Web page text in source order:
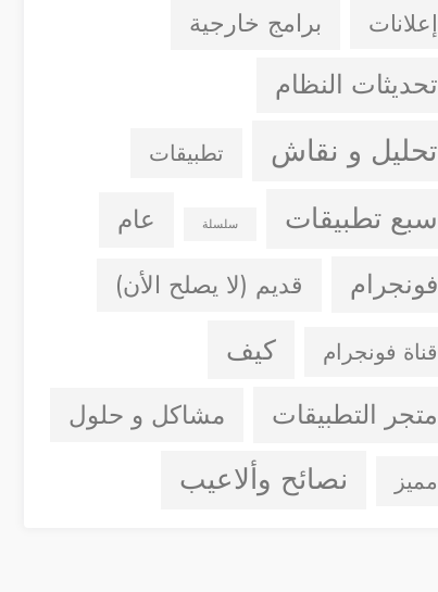
إعلانات برامج خارجية
تحديثات النظام
تحليل و نقاش تطبيقات
سبع تطبيقات سلسلة عام
فونجرام قديم (لا يصلح الأن)
قناة فونجرام كيف
متجر التطبيقات مشاكل و حلول
مميز نصائح وألاعيب